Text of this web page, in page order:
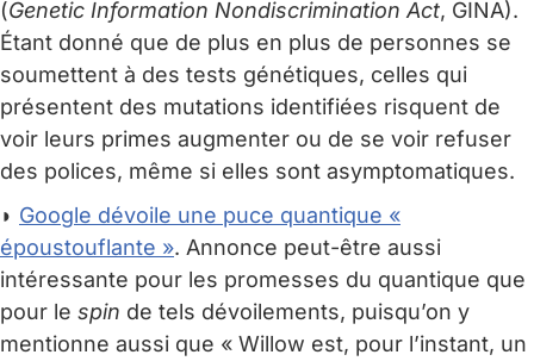
(Genetic Information Nondiscrimination Act, GINA).
Étant donné que de plus en plus de personnes se
soumettent à des tests génétiques, celles qui
présentent des mutations identifiées risquent de
voir leurs primes augmenter ou de se voir refuser
des polices, même si elles sont asymptomatiques.
◗ Google dévoile une puce quantique «
époustouflante ». Annonce peut-être aussi
intéressante pour les promesses du quantique que
pour le spin de tels dévoilements, puisqu’on y
mentionne aussi que « Willow est, pour l’instant, un